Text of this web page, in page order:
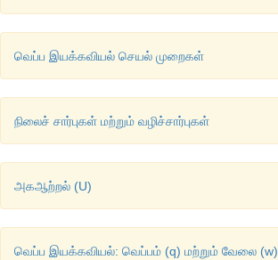
வெப்ப இயக்கவியல் செயல் முறைகள்
நிலைச் சார்புகள் மற்றும் வழிச்சார்புகள்
அகஆற்றல் (U)
வெப்ப இயக்கவியல்: வெப்பம் (q) மற்றும் வேலை (w)